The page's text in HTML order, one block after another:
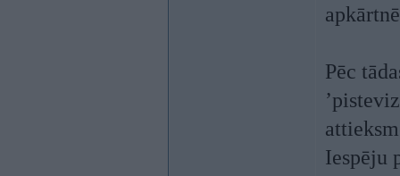
Pēc
Iespēju